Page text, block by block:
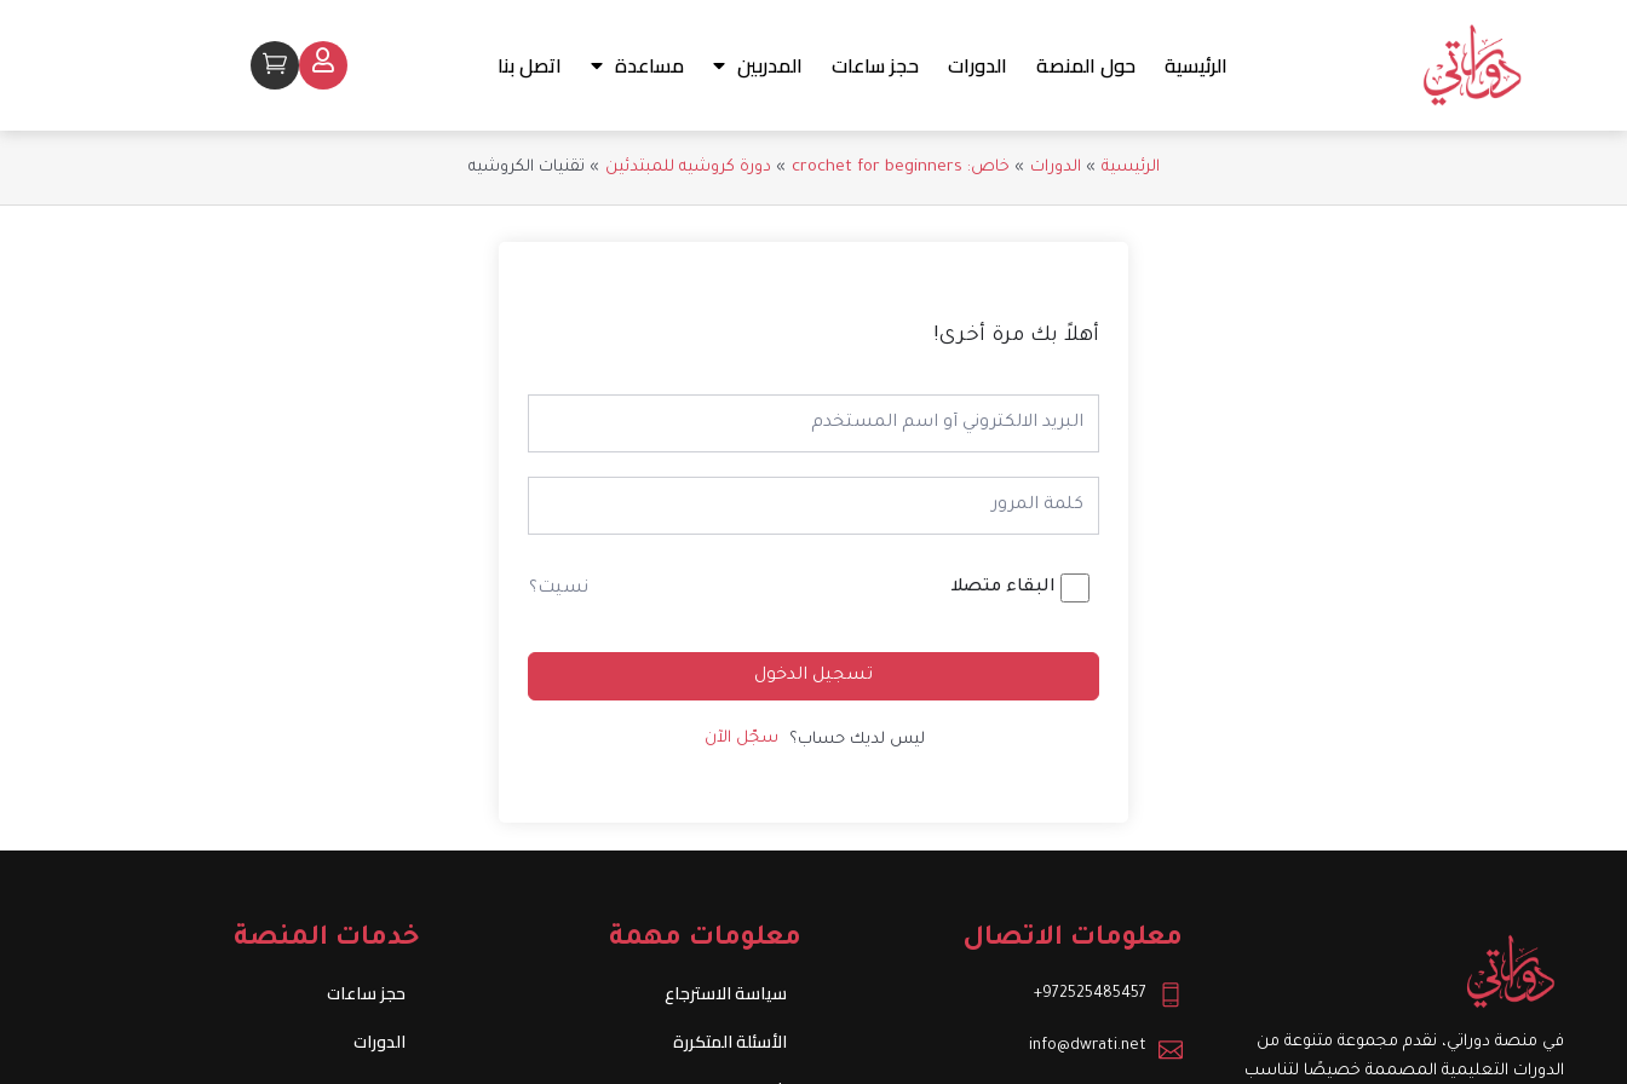
الرئيسية حول المنصة الدورات حجز ساعات المدربين مساعدة اتصل بنا Cart
الرئيسية الدورات خاص: crochet for beginners دورة كروشيه للمبتدئين تقنيات الكروشيه
أهلاً بك مرة أخرى!
Alternative:البقاء متصلا نسيت؟
تسجيل الدخول
ليس لديك حساب؟ سجّل الآن
في منصة دوراتي، نقدم مجموعة متنوعة من
الدورات التعليمية المصممة خصيصًا لتناسب
معلومات الاتصال
972525485457+
info@dwrati.net
معلومات مهمة
سياسة الاسترجاع
الأسئلة المتكررة
خدمات المنصة
حجز ساعات
الدورات